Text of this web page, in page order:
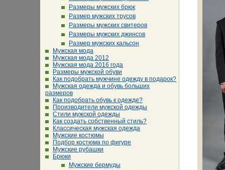
Размеры мужских брюк
Размер мужских трусов
Размеры мужских свитеров
Размеры мужских джинсов
Размер мужских кальсон
Мужская мода
Мужская мода 2012
Мужская мода 2016 года
Размеры мужской обуви
Как подобрать мужчине одежду в подарок?
Мужская одежда и обувь больших
размеров
Как подобрать обувь к одежде?
Производители мужской одежды
Стили мужской одежды
Как создать собственный стиль?
Классическая мужская одежда
Мужские костюмы
Подбор костюма по фигуре
Мужские рубашки
Брюки
Мужские бермуды